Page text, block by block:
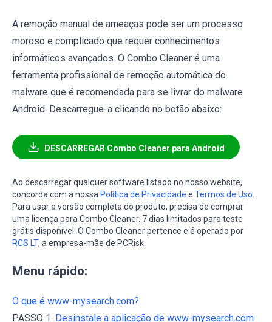
A remoção manual de ameaças pode ser um processo
moroso e complicado que requer conhecimentos
informáticos avançados. O Combo Cleaner é uma
ferramenta profissional de remoção automática do
malware que é recomendada para se livrar do malware
Android. Descarregue-a clicando no botão abaixo:
DESCARREGAR Combo Cleaner para Android
Ao descarregar qualquer software listado no nosso website,
concorda com a nossa Política de Privacidade e Termos de Uso
Para usar a versão completa do produto, precisa de comprar
uma licença para Combo Cleaner. 7 dias limitados para teste
grátis disponível. O Combo Cleaner pertence e é operado por
RCS LT, a empresa-mãe de PCRisk.
Menu rápido:
O que é www-mysearch.com?
PASSO 1. Desinstale a aplicação de www-mysearch.com